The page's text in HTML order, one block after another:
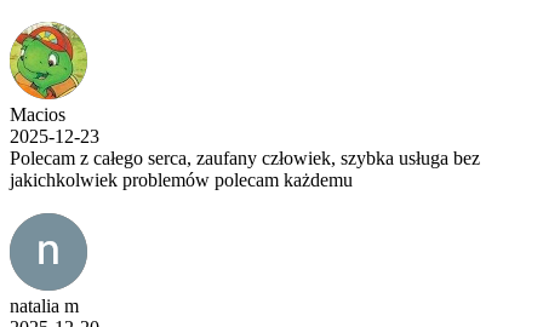
Macios
2025-12-23
Polecam z całego serca, zaufany człowiek, szybka usługa bez
jakichkolwiek problemów polecam każdemu
natalia m